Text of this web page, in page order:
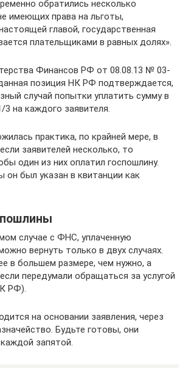
обратились несколько
имеющих права на льготы,
главой, государственная
плательщиками в равных долях».
Финансов РФ от 08.08.13 № 03-
позиция НК РФ подтверждается,
случай попытки уплатить сумму в
3 на каждого заявителя.
практика, по крайней мере, в
заявителей несколько, то
один из них оплатил госпошлину.
он был указан в квитанции как
случае с ФНС, уплаченную
вернуть только в двух случаях.
в большем размере, чем нужно, а
передумали обращаться за услугой
РФ).
на основании заявления, через
Будьте готовы, они
запятой.